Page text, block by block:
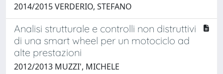
2014/2015 VERDERIO, STEFANO
Analisi strutturale e controlli non distruttivi
di una smart wheel per un motociclo ad
alte prestazioni
2012/2013 MUZZI', MICHELE